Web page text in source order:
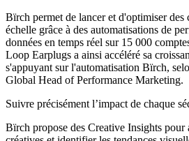
Bïrch permet de lancer et d'optimiser des
échelle grâce à des automatisations de
données en temps réel sur 15 000
Loop Earplugs a ainsi accéléré sa
s'appuyant sur l'automatisation Bïrch,
Global Head of Performance Marketing.
Suivre précisément l’impact de chaque
Bïrch propose des Creative Insights pour